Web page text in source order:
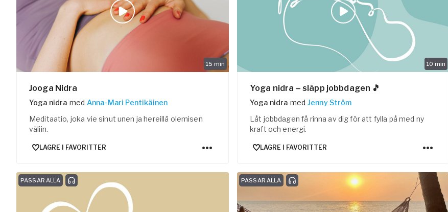
15 min
Jooga Nidra
Yoga nidra med Anna-Mari Pentikäinen
Meditaatio, joka vie sinut unen ja hereillä olemisen
väliin.
LAGRE I FAVORITTER
10 min
Yoga nidra – släpp jobbdagen 🎵
Yoga nidra med Jenny Ström
Låt jobbdagen få rinna av dig för att fylla på med ny
kraft och energi.
LAGRE I FAVORITTER
PASSAR ALLA PASSAR ALLA